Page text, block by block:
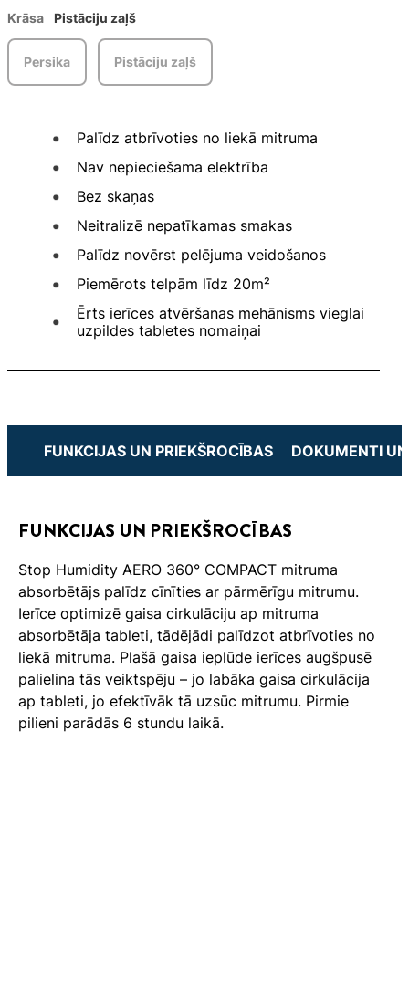
Krāsa Pistāciju zaļš
Persika Pistāciju zaļš
Palīdz atbrīvoties no liekā mitruma
Nav nepieciešama elektrība
Bez skaņas
Neitralizē nepatīkamas smakas
Palīdz novērst pelējuma veidošanos
Piemērots telpām līdz 20m²
Ērts ierīces atvēršanas mehānisms vieglai
uzpildes tabletes nomaiņai
FUNKCIJAS UN PRIEKŠROCĪBAS DOKUMENTI
FUNKCIJAS UN PRIEKŠROCĪBAS
Stop Humidity AERO 360° COMPACT mitruma
absorbētājs palīdz cīnīties ar pārmērīgu mitrumu.
Ierīce optimizē gaisa cirkulāciju ap mitruma
absorbētāja tableti, tādējādi palīdzot atbrīvoties no
liekā mitruma. Plašā gaisa ieplūde ierīces augšpusē
palielina tās veiktspēju – jo labāka gaisa cirkulācija
ap tableti, jo efektīvāk tā uzsūc mitrumu. Pirmie
pilieni parādās 6 stundu laikā.